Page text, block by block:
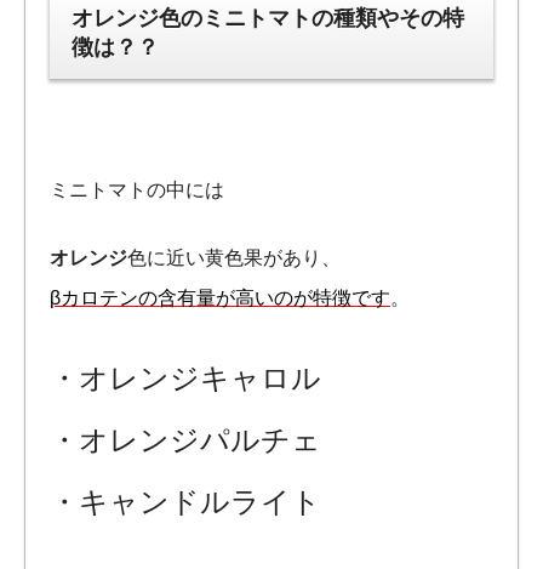
オレンジ色のミニトマトの種類やその特
徴は？？
ミニトマトの中には
オレンジ色に近い黄色果があり、
βカロテンの含有量が高いのが特徴です。
・オレンジキャロル
・オレンジパルチェ
・キャンドルライト